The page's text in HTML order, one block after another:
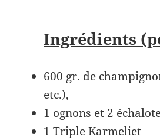
Ingrédients
600 gr. de
etc.),
1 ognons et 2
1Triple Karmeliet